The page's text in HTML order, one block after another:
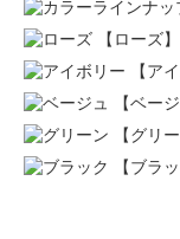
【ローズ】
【ア
【ベー
【グリ
【ブラ